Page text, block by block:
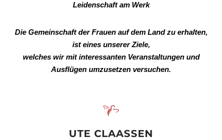
Leidenschaft am Werk
Die Gemeinschaft der Frauen auf dem Land zu erhalten,
ist eines unserer Ziele,
welches wir mit interessanten Veranstaltungen und
Ausflügen umzusetzen versuchen.
UTE CLAASSEN